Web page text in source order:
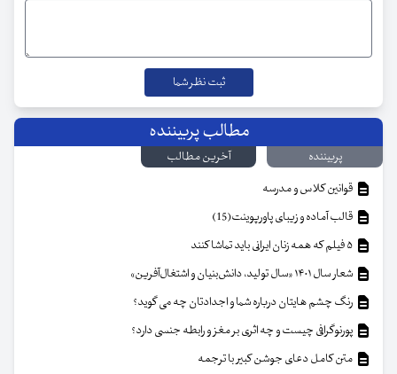
مطالب پربیننده
پربیننده
آخرین مطالب
قوانین کلاس و مدرسه
قالب آماده و زیبای پاورپوینت(15)
شعار سال ۱۴۰۱ «سال تولید، دانش‌بنیان و اشتغال‌آفرین»
رنگ چشم هایتان درباره شما و اجدادتان چه می گوید؟
پورنوگرافی چیست و چه اثری بر مغز و رابطه جنسی دارد؟
متن کامل دعای جوشن کبیر با ترجمه